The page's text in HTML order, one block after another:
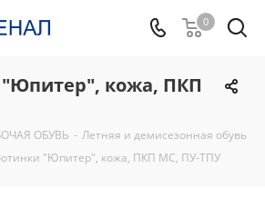
0
"Юпитер", кожа, ПКП
ОБУВЬ - Летняя и демисезонная обувь
"Юпитер", кожа, ПКП МС, ПУ-ТПУ